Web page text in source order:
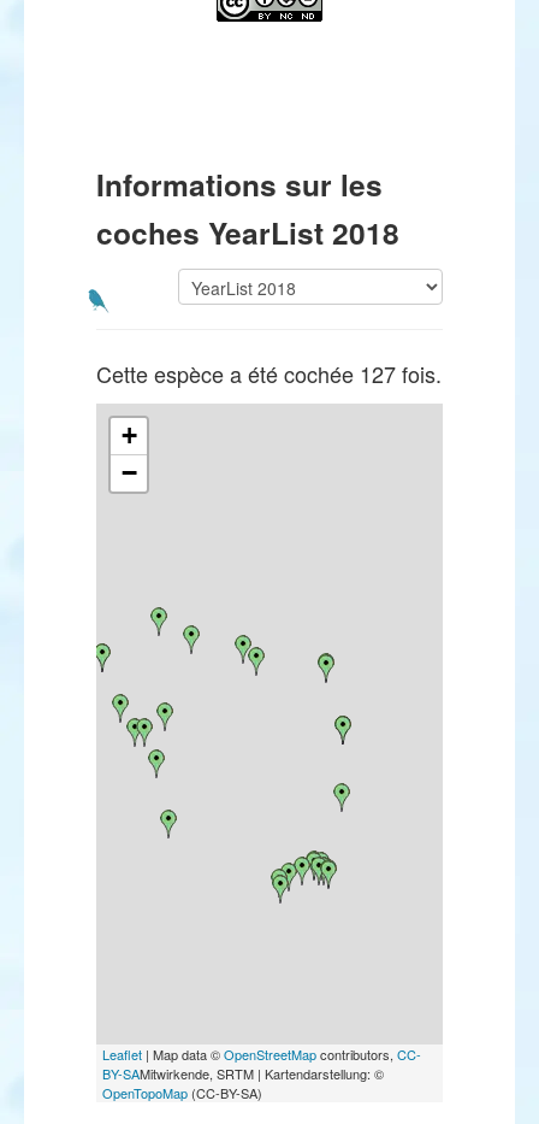
Informations sur les
coches YearList 2018
Cette espèce a été cochée 127 fois.
+
−
Leaflet | Map data ©OpenStreetMapcontributors, CC-
BY-SAMitwirkende, SRTM | Kartendarstellung: ©
OpenTopoMap (CC-BY-SA)